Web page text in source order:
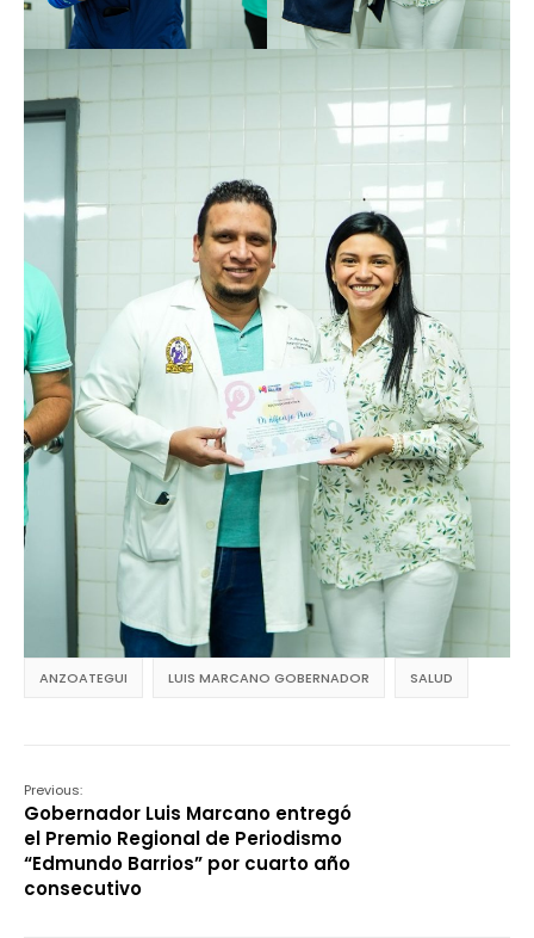
ANZOATEGUI LUIS MARCANO GOBERNADOR SALUD
Previous:
Gobernador Luis Marcano entregó
el Premio Regional de Periodismo
“Edmundo Barrios” por cuarto año
consecutivo